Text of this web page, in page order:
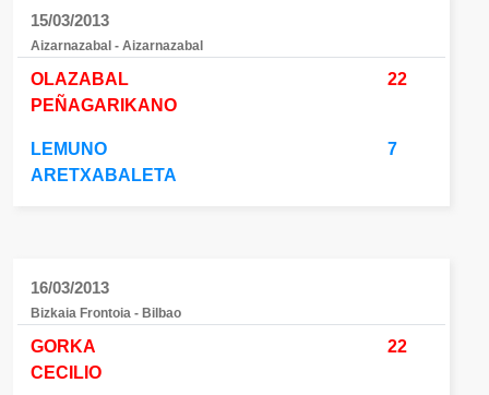
15/03/2013
Aizarnazabal - Aizarnazabal
OLAZABAL
PEÑAGARIKANO
22
LEMUNO
ARETXABALETA
7
16/03/2013
Bizkaia Frontoia - Bilbao
GORKA
CECILIO
22